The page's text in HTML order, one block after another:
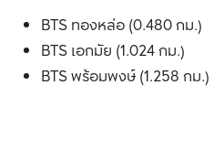
BTS ทองหล่อ (0.480 กม.)
BTS เอกมัย (1.024 กม.)
BTS พร้อมพงษ์ (1.258 กม.)